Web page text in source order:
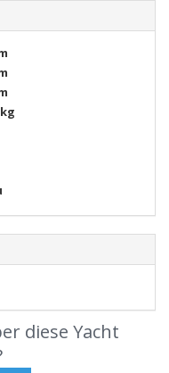
diese Yacht